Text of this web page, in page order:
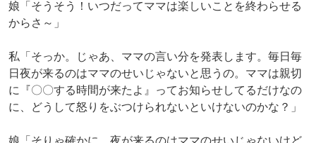
娘「そうそう！いつだってママは楽しいことを終わらせる
からさ～」
私「そっか。じゃあ、ママの言い分を発表します。毎日毎
日夜が来るのはママのせいじゃないと思うの。ママは親切
に『〇〇する時間が来たよ』ってお知らせしてるだけなの
に、どうして怒りをぶつけられないといけないのかな？」
娘「そりゃ確かに、夜が来るのはママのせいじゃないけど